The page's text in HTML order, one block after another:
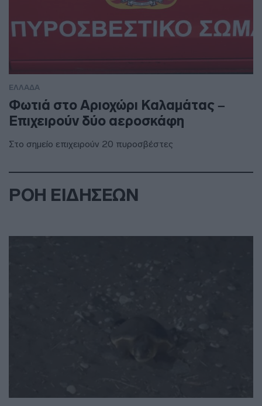
ΕΛΛΑΔΑ
Φωτιά στο Αριοχώρι Καλαμάτας –
Επιχειρούν δύο αεροσκάφη
Στο σημείο επιχειρούν 20 πυροσβέστες
ΡΟΗ ΕΙΔΗΣΕΩΝ